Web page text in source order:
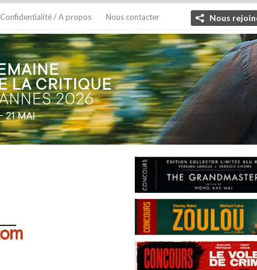
Confidentialité / A propos Nous contacter Nous